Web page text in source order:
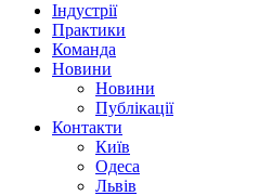
Індустрії
Практики
Команда
Новини
Новини
Публікації
Контакти
Київ
Одеса
Львів